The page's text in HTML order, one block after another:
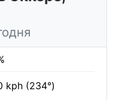
kph (234°)